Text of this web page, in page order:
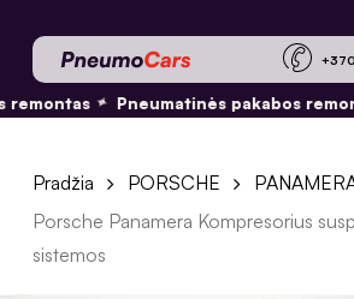
main
content
✦ Pneumatinės pakabos
Pradžia PORSCHE
Porsche Panamera Kompresorius
sistemos